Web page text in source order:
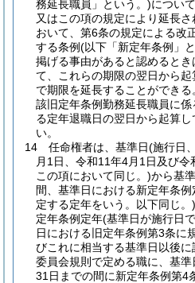
務延長職員」という。)につい
又はこの項の規定により延長
おいて、第6条の規定による改
する条例(以下「新定年条例」
掲げる事由があると認めると
て、これらの期限の翌日から
で期限を延長することができる
該旧定年条例勤務延長職員に
る定年退職日の翌日から起算
い。
14
任命権者は、基準日(施行日
月1日、令和11年4月1日及び
この項において同じ。)から基
間、基準日における新定年条例
定する定年をいう。以下同じ。)
定年条例定年(基準日が施行日
日における旧定年条例第3条に
びこれに相当する基準日以後
委員会規則で定める職に、基
31日までの間に新定年条例第4